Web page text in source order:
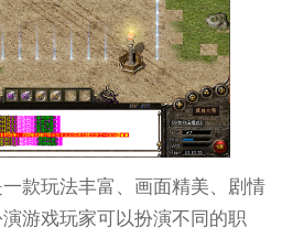
款玩法丰富、画面精美、剧情
游戏玩家可以扮演不同的职